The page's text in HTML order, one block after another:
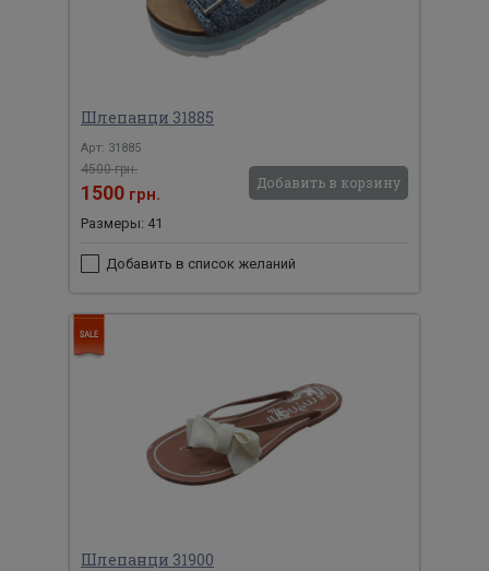
Шлепанци 31885
Арт: 31885
4500 грн.
1500 грн.
Добавить в корзину
Размеры: 41
Добавить в список желаний
Шлепанци 31900